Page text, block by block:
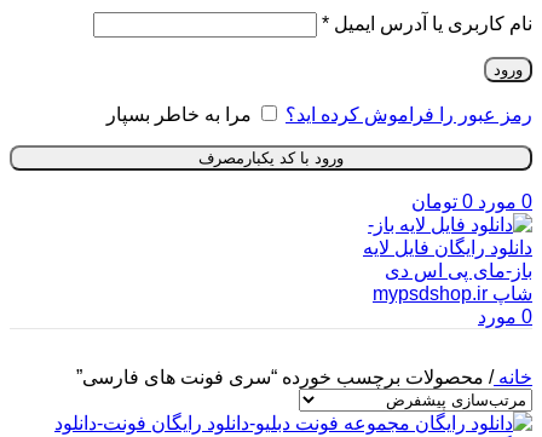
نام کاربری یا آدرس ایمیل *
ورود
رمز عبور را فراموش کرده اید؟ مرا به خاطر بسپار
ورود با کد یکبارمصرف
0 مورد 0 تومان
0 مورد
خانه/ محصولات برچسب خورده “سری فونت های فارسی”